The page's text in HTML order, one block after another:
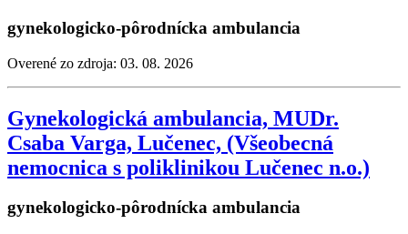
gynekologicko-pôrodnícka ambulancia
Overené zo zdroja: 03. 08. 2026
Gynekologická ambulancia, MUDr.
Csaba Varga, Lučenec, (Všeobecná
nemocnica s poliklinikou Lučenec n.o.)
gynekologicko-pôrodnícka ambulancia